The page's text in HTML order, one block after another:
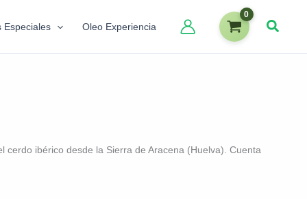
Especiales Oleo Experiencia
ibérico desde la Sierra de Aracena (Huelva). Cuenta